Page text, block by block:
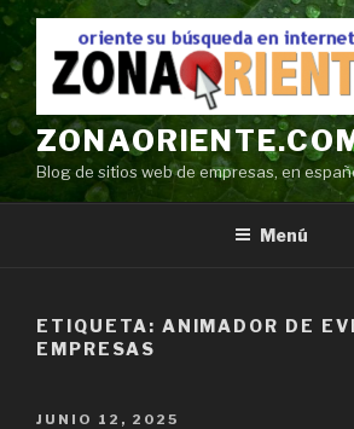
Ir
contenido
Blog de sitios web de empresas, en
Menú
ETIQUETA: ANIMADOR DE
EMPRESAS
POSTED
JUNIO 12, 2025